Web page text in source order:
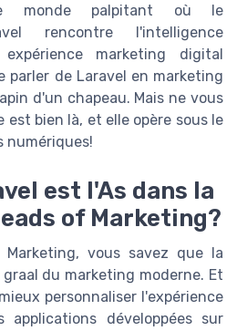
monde palpitant où le
rencontre l'intelligence
marketing digital
parler de Laravel en marketing
d'un chapeau. Mais ne vous
est bien là, et elle opère sous le
numériques!
est l'As dans la
of Marketing?
vous savez que la
du marketing moderne. Et
personnaliser l'expérience
développées sur